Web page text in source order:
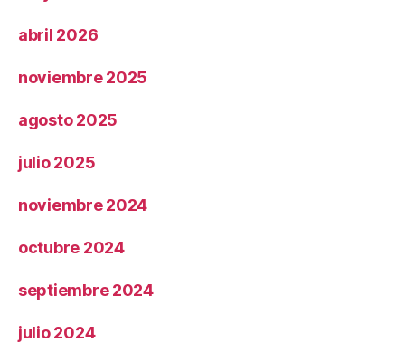
abril 2026
noviembre 2025
agosto 2025
julio 2025
noviembre 2024
octubre 2024
septiembre 2024
julio 2024